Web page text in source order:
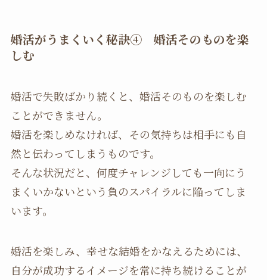
婚活がうまくいく秘訣④ 婚活そのものを楽
しむ
婚活で失敗ばかり続くと、婚活そのものを楽しむ
ことができません。
婚活を楽しめなければ、その気持ちは相手にも自
然と伝わってしまうものです。
そんな状況だと、何度チャレンジしても一向にう
まくいかないという負のスパイラルに陥ってしま
います。
婚活を楽しみ、幸せな結婚をかなえるためには、
自分が成功するイメージを常に持ち続けることが